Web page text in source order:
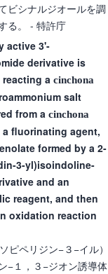
ビシナルジオールを調
る。
- 特許庁
active 3'-
derivative is
a cinchona
salt
from a cinchona
fluorinating agent,
formed by a 2-
3-yl)isoindoline-
and an
reagent, and then
oxidation reaction
ピペリジン−３−イル）
−１，３−ジオン誘導体